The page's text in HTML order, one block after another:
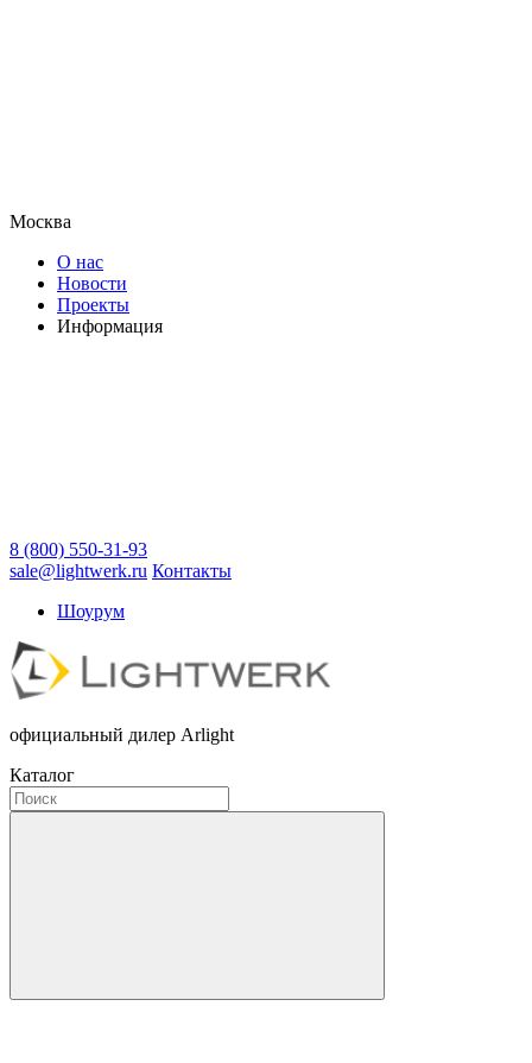
Москва
О нас
Новости
Проекты
Информация
8 (800) 550-31-93
sale@lightwerk.ru Контакты
Шоурум
официальный дилер Arlight
Каталог